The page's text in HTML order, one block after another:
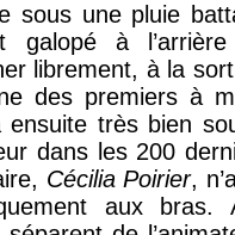
sous une pluie
galopé à
librement, à la
des premiers à
ensuite très bien
dans les 200
Cécilia Poirier,
aux bras.